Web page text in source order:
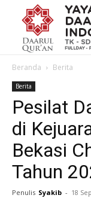
Beranda Berita
Berita
Pesilat
di
Bekasi
Tahun
Penulis Syakib - 18